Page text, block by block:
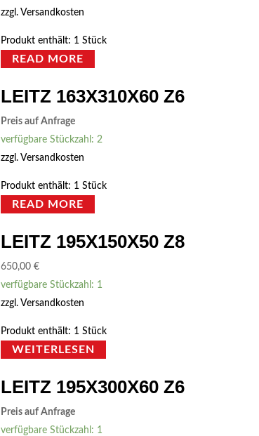
zzgl.Versandkosten
Produkt enthält: 1Stück
READ MORE
LEITZ 163X310X60 Z6
Preis auf Anfrage
verfügbare Stückzahl: 2
zzgl.Versandkosten
Produkt enthält: 1Stück
READ MORE
LEITZ 195X150X50 Z8
650,00€
verfügbare Stückzahl: 1
zzgl.Versandkosten
Produkt enthält: 1Stück
WEITERLESEN
LEITZ 195X300X60 Z6
Preis auf Anfrage
verfügbare Stückzahl: 1